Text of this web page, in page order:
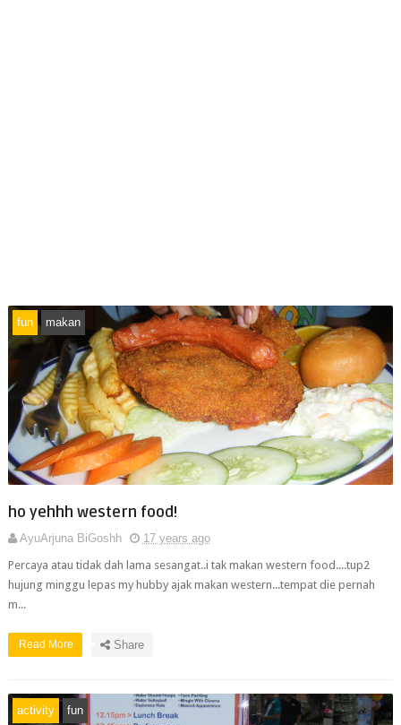
fun makan
ho yehhh western food!
AyuArjuna BiGoshh
17 years ago
Percaya atau tidak dah lama sesangat..i tak makan western food....tup2
hujung minggu lepas my hubby ajak makan western...tempat die pernah
m...
Read More Share
activity fun